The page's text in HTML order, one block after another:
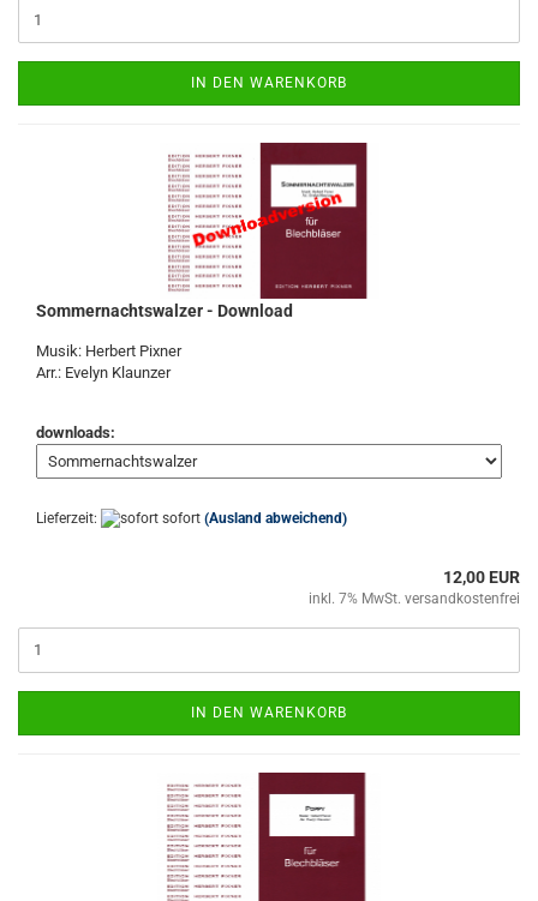
IN DEN WARENKORB
Sommernachtswalzer - Download
Musik: Herbert Pixner
Arr.: Evelyn Klaunzer
downloads:
Lieferzeit: sofort (Ausland abweichend)
12,00 EUR
inkl. 7% MwSt. versandkostenfrei
IN DEN WARENKORB